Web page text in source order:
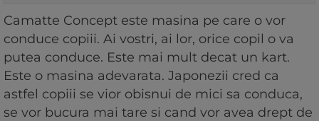
Camatte Concept este masina pe care o vor
conduce copiii. Ai vostri, ai lor, orice copil o va
putea conduce. Este mai mult decat un kart.
Este o masina adevarata. Japonezii cred ca
astfel copiii se vior obisnui de mici sa conduca,
se vor bucura mai tare si cand vor avea drept de